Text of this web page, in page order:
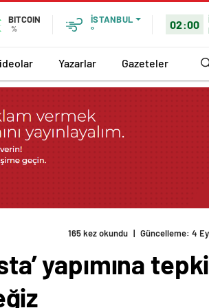
BITCOIN
%
İSTANBUL
°
02:00
Yazarlar Gazeteler
yapımına